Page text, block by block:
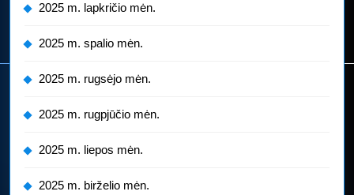
2025 m. lapkričio mėn.
2025 m. spalio mėn.
2025 m. rugsėjo mėn.
2025 m. rugpjūčio mėn.
2025 m. liepos mėn.
2025 m. birželio mėn.